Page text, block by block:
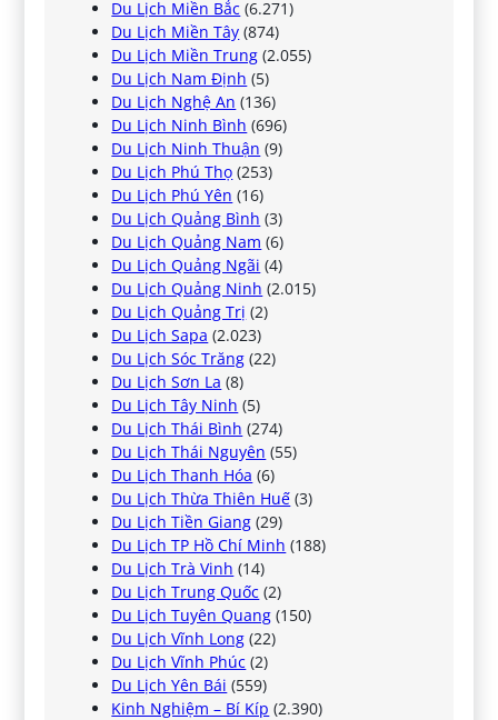
Du Lịch Miền Bắc (6.271)
Du Lịch Miền Tây (874)
Du Lịch Miền Trung (2.055)
Du Lịch Nam Định (5)
Du Lịch Nghệ An (136)
Du Lịch Ninh Bình (696)
Du Lịch Ninh Thuận (9)
Du Lịch Phú Thọ (253)
Du Lịch Phú Yên (16)
Du Lịch Quảng Bình (3)
Du Lịch Quảng Nam (6)
Du Lịch Quảng Ngãi (4)
Du Lịch Quảng Ninh (2.015)
Du Lịch Quảng Trị (2)
Du Lịch Sapa (2.023)
Du Lịch Sóc Trăng (22)
Du Lịch Sơn La (8)
Du Lịch Tây Ninh (5)
Du Lịch Thái Bình (274)
Du Lịch Thái Nguyên (55)
Du Lịch Thanh Hóa (6)
Du Lịch Thừa Thiên Huế (3)
Du Lịch Tiền Giang (29)
Du Lịch TP Hồ Chí Minh (188)
Du Lịch Trà Vinh (14)
Du Lịch Trung Quốc (2)
Du Lịch Tuyên Quang (150)
Du Lịch Vĩnh Long (22)
Du Lịch Vĩnh Phúc (2)
Du Lịch Yên Bái (559)
Kinh Nghiệm – Bí Kíp (2.390)